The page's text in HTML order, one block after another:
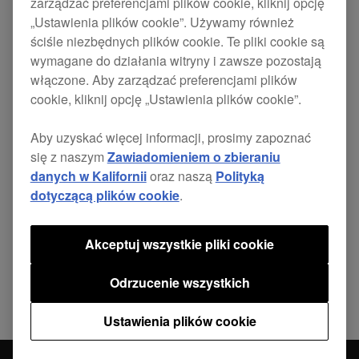
Fixed a freeze issue when loading a track
where a comment is added to a memory cue
in rekordbox 3.1.
Udostępnij
„Ustawienia plików cookie”. Używamy również
ściśle niezbędnych plików cookie. Te pliki cookie są
wymagane do działania witryny i zawsze pozostają
włączone. Aby zarządzać preferencjami plików
cookie, kliknij opcję „Ustawienia plików cookie”.
Aby uzyskać więcej informacji, prosimy zapoznać
się z naszym Zawiadomieniem o zbieraniu
danych w Kaliforniioraz naszą Polityką
dotyczącą plików cookie.
Ustawienia plików cookie
Odrzucenie wszystkich
Akceptuj wszystkie pliki cookie